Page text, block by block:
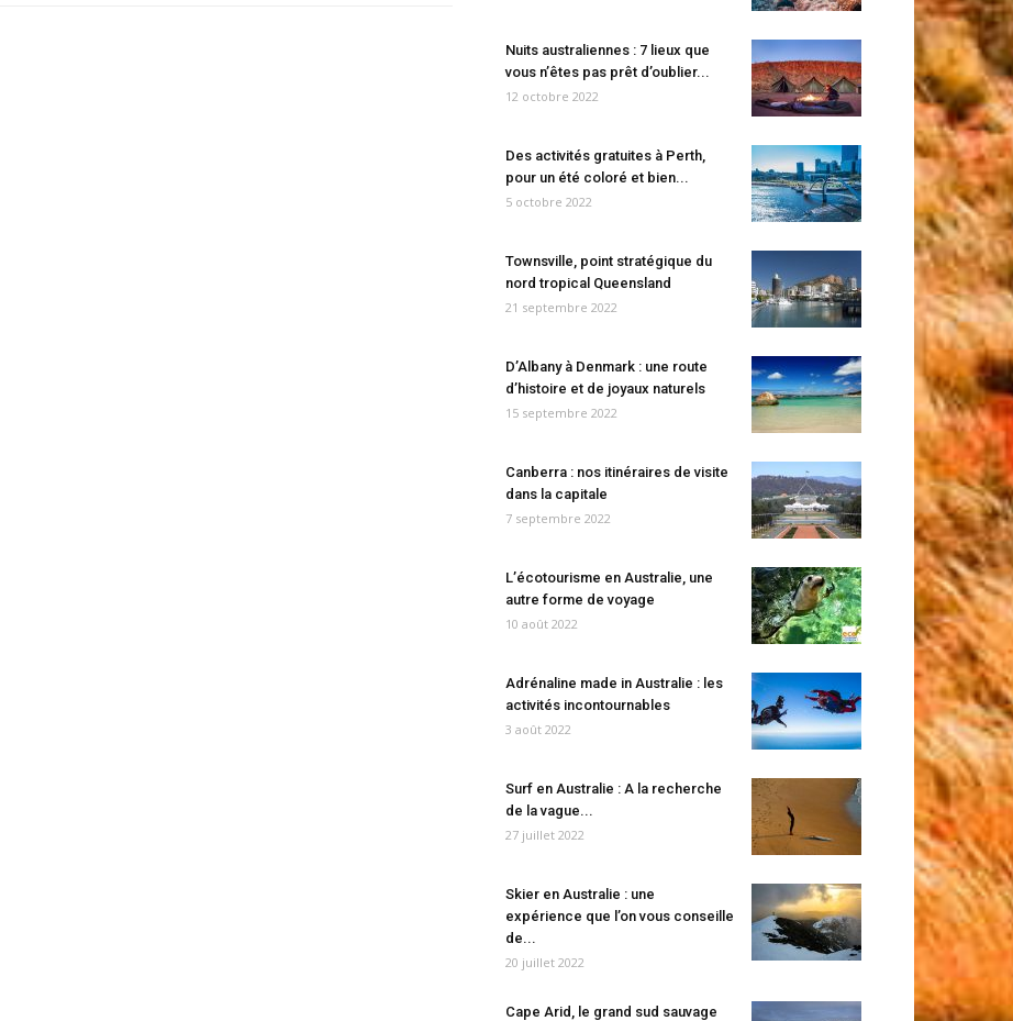
Nuits australiennes : 7 lieux que
vous n’êtes pas prêt d’oublier...
12 octobre 2022
Des activités gratuites à Perth,
pour un été coloré et bien...
5 octobre 2022
Townsville, point stratégique du
nord tropical Queensland
21 septembre 2022
D’Albany à Denmark : une route
d’histoire et de joyaux naturels
15 septembre 2022
Canberra : nos itinéraires de visite
dans la capitale
7 septembre 2022
L’écotourisme en Australie, une
autre forme de voyage
10 août 2022
Adrénaline made in Australie : les
activités incontournables
3 août 2022
Surf en Australie : A la recherche
de la vague...
27 juillet 2022
Skier en Australie : une
expérience que l’on vous conseille
de...
20 juillet 2022
Cape Arid, le grand sud sauvage